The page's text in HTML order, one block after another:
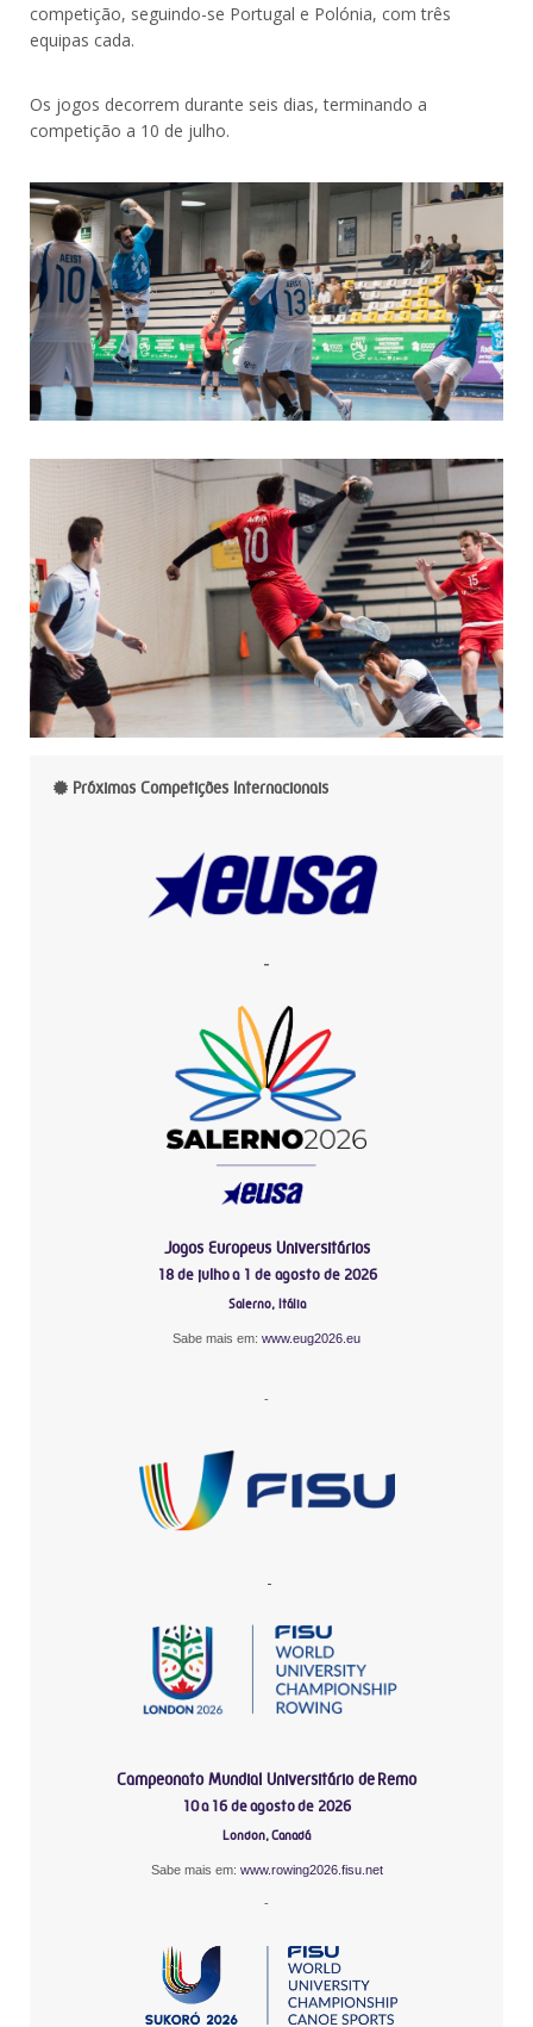
competição, seguindo-se Portugal e Polónia, com três
equipas cada.
Os jogos decorrem durante seis dias, terminando a
competição a 10 de julho.
Próximas Competições Internacionais
-
Jogos Europeus Universitários
18 de julho a 1 de agosto de 2026
Salerno, Itália
Sabe mais em: www.eug2026.eu
-
-
Campeonato Mundial Universitário de Remo
10 a 16 de agosto de 2026
London, Canadá
Sabe mais em: www.rowing2026.fisu.net
-